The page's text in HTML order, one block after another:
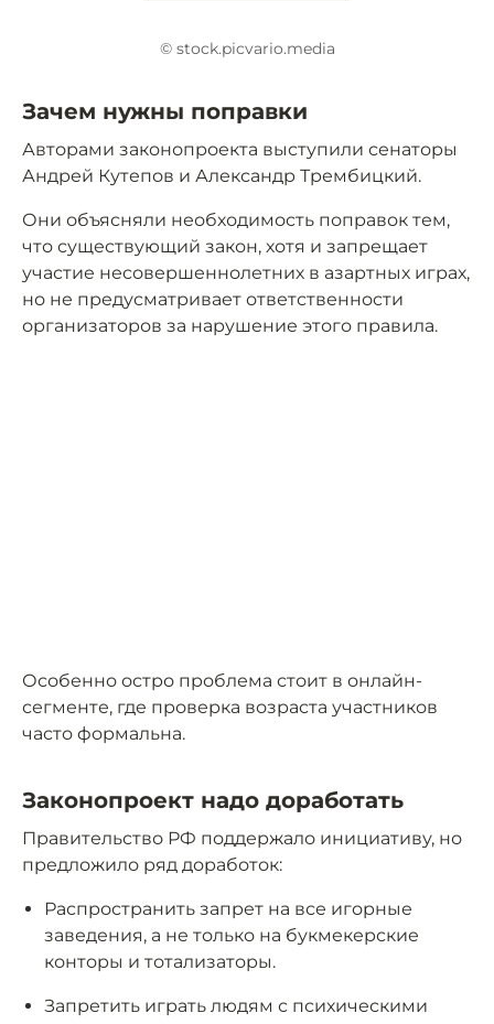
© stock.picvario.media
Зачем нужны поправки
Авторами законопроекта выступили сенаторы
Андрей Кутепов и Александр Трембицкий.
Они объясняли необходимость поправок тем,
что существующий закон, хотя и запрещает
участие несовершеннолетних в азартных играх,
но не предусматривает ответственности
организаторов за нарушение этого правила.
Особенно остро проблема стоит в онлайн-
сегменте, где проверка возраста участников
часто формальна.
Законопроект надо доработать
Правительство РФ поддержало инициативу, но
предложило ряд доработок:
Распространить запрет на все игорные
заведения, а не только на букмекерские
конторы и тотализаторы.
Запретить играть людям с психическими